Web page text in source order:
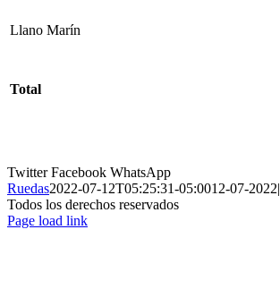
Llano Marín
Total
TwitterFacebook WhatsApp
Ruedas2022-07-12T05:25:31-05:0012-07-2022|
Todos los derechos reservados
Page load link